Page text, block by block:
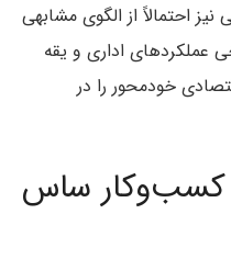
احتمالاً از الگوی مشابهی
عملکردهای اداری و یقه
خودمحور را در
کسب‌وکار ساس